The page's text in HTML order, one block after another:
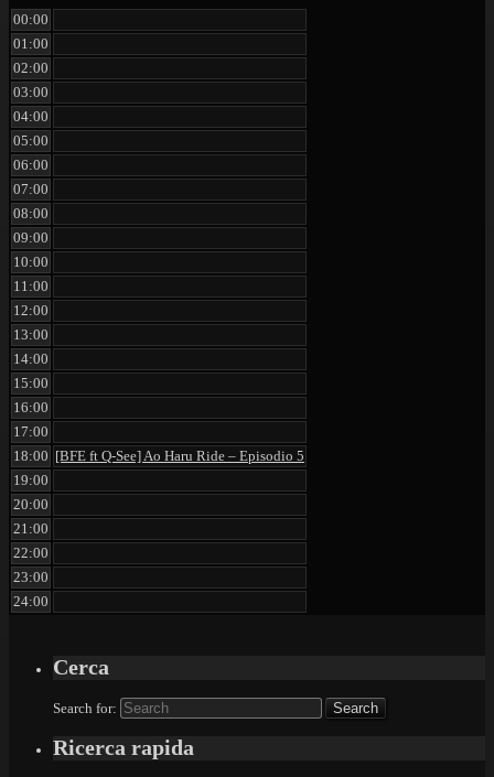
00:00
01:00
02:00
03:00
04:00
05:00
06:00
07:00
08:00
09:00
10:00
11:00
12:00
13:00
14:00
15:00
16:00
17:00
18:00 [BFE ft Q-See] Ao Haru Ride – Episodio 5
19:00
20:00
21:00
22:00
23:00
24:00
Cerca
Search for:
Ricerca rapida